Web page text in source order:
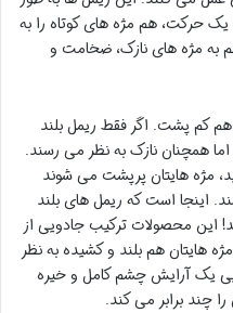
حرکت، هم مژه های کوتاه را به
به مژه های نازک، ضخامت و
کم پشت. اگر فقط ریمل بلند
اما همچنان نازک به نظر می رسند.
مژه هایتان پرپشت می شوند
اینجا است که ریمل های بلند
این محصولات ترکیب جادویی از
هایتان هم بلند و کشیده به نظر
یک آرایش چشم کامل و خیره
چند برابر می کند.